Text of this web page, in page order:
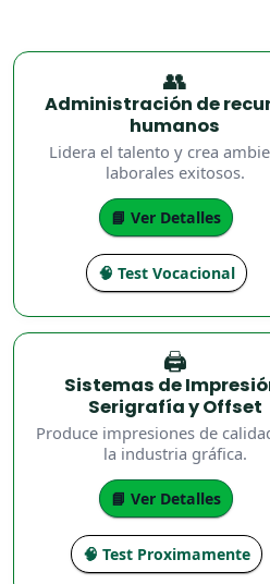
👥
Administración de
humanos
Lidera el talento y crea
laborales exitosos.
📘 Ver Detalles
🧠 Test Vocacional
🖨️
Sistemas de
Serigrafía y Offset
Produce impresiones de
la industria gráfica.
📘 Ver Detalles
🧠 Test Proximamente